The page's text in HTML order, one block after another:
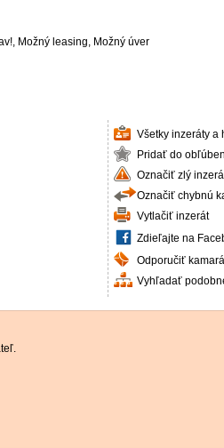
Možný leasing, Možný úver
Všetky inzeráty a
Pridať do
Označiť zlý
Označiť chybnú
Vytlačiť inzerát
Zdieľajte na
Odporučiť
Vyhľadať